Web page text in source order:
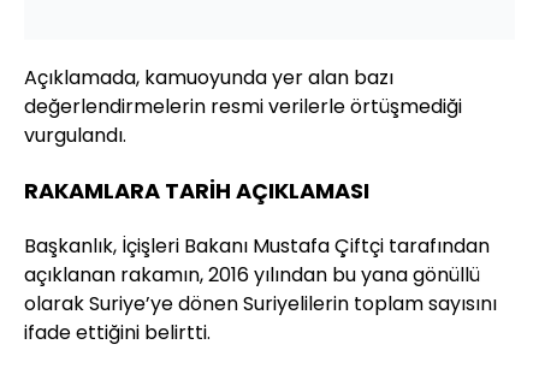
Açıklamada, kamuoyunda yer alan bazı
değerlendirmelerin resmi verilerle örtüşmediği
vurgulandı.
RAKAMLARA TARİH AÇIKLAMASI
Başkanlık, İçişleri Bakanı Mustafa Çiftçi tarafından
açıklanan rakamın, 2016 yılından bu yana gönüllü
olarak Suriye’ye dönen Suriyelilerin toplam sayısını
ifade ettiğini belirtti.